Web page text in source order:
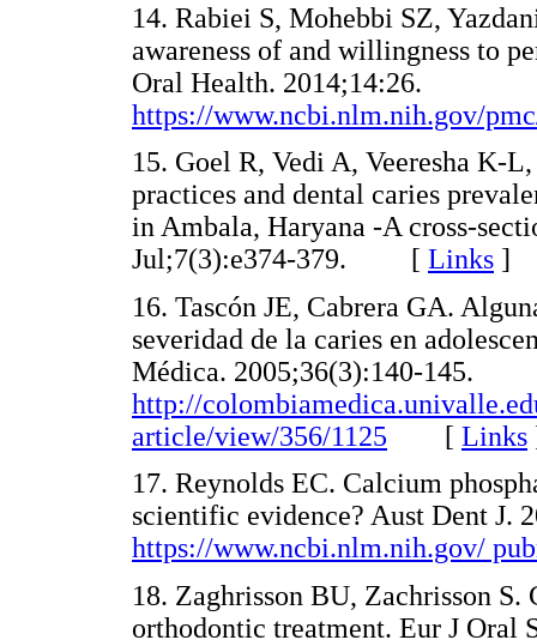
14. Rabiei S, Mohebbi SZ,
awareness of and willingness to
Oral Health. 2014;14:26.
https://www.ncbi.nlm.nih.gov/
15. Goel R, Vedi A, Veeresha K-
practices and dental caries
in Ambala, Haryana -A cross-
Jul;7(3):e374-379. [ Links ]
16. Tascón JE, Cabrera GA.
severidad de la caries en
Médica. 2005;36(3):140-145.
http://
article/view/356/1125 [ Links
17. Reynolds EC. Calcium
scientific evidence? Aust Dent J.
https://www.ncbi.nlm.nih.gov/
18. Zaghrisson BU, Zachrisson
orthodontic treatment. Eur J Oral